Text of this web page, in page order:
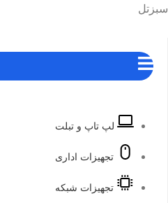
پرش
سبزتل
لپ تاپ و تبلت
تجهیزات اداری
تجهیزات شبکه
فهرست